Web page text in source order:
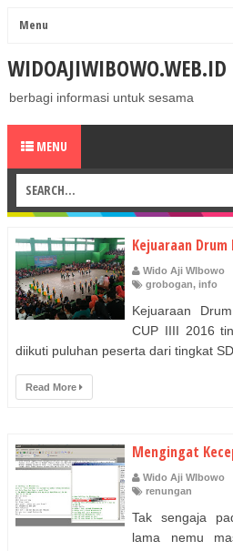
WIDOAJIWIBOWO.WEB.ID
berbagi informasi untuk sesama
MENU
Kejuaraan Drum
Wido Aji WIbowo
grobogan, info
Kejuaraan
CUP IIII 2016
diikuti puluhan peserta dari tingkat
Read More
Mengingat
Wido Aji WIbowo
renungan
Tak sengaja
lama nemu